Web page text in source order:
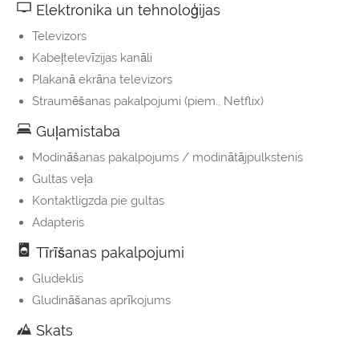
Elektronika un tehnoloģijas
Televizors
Kabeļtelevīzijas kanāli
Plakanā ekrāna televizors
Straumēšanas pakalpojumi (piem., Netflix)
Guļamistaba
Modināšanas pakalpojums / modinātājpulkstenis
Gultas veļa
Kontaktligzda pie gultas
Adapteris
Tīrīšanas pakalpojumi
Gludeklis
Gludināšanas aprīkojums
Skats